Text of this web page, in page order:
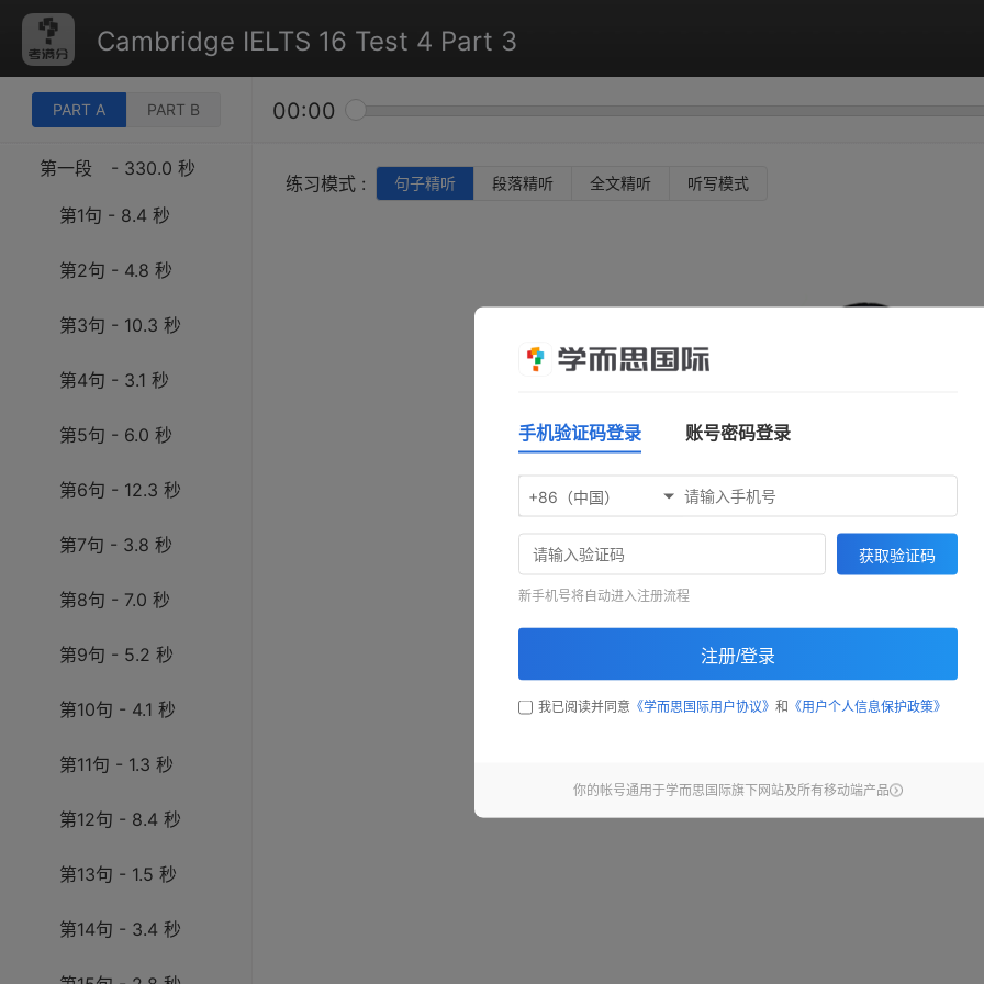
Cambridge IELTS 16 Test 4 Part 3
PART A PART B 00:00
第一段 - 330.0 秒
第1句 - 8.4 秒
第2句 - 4.8 秒
第3句 - 10.3 秒
第4句 - 3.1 秒
第5句 - 6.0 秒
第6句 - 12.3 秒
第7句 - 3.8 秒
第8句 - 7.0 秒
第9句 - 5.2 秒
第10句 - 4.1 秒
第11句 - 1.3 秒
第12句 - 8.4 秒
第13句 - 1.5 秒
第14句 - 3.4 秒
练习模式 : 句子精听 段落精听 全文精听 听写模式
71033同学完
手机验证码登录 账号密码登录
+86（中国）
获取验证码
新手机号将自动进入注册流程
注册/登录
我已阅读并同意 《学而思国际用户协议》 和 《用户个人信息保护政策》
你的帐号通用于学而思国际旗下网站及所有移动端产品